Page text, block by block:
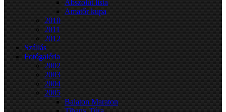
Abszolút lista
Amatőr kupa
2010
2011
2012
Szállás
Fotógaléria
2002
2003
2004
2005
Balaton Maraton